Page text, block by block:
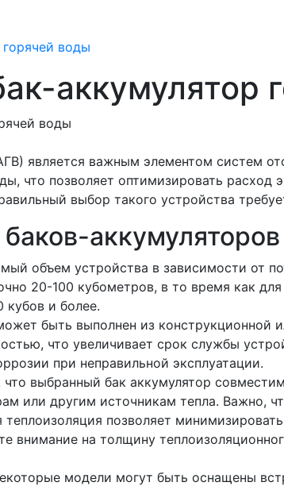
воды
аккумулятор
является важным элементом систем
что позволяет оптимизировать
выбор такого устройства
аккумуляторов
объем устройства в зависимости от
20-100 кубометров, в то время как
кубов и более.
быть выполнен из
что увеличивает срок службы
при неправильной эксплуатации.
что выбранный бак аккумулятор
или другим источникам тепла. Важно,
теплоизоляция позволяет
внимание на толщину
модели могут быть оснащены